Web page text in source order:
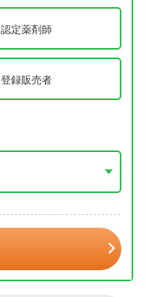
認定薬剤師
登録販売者